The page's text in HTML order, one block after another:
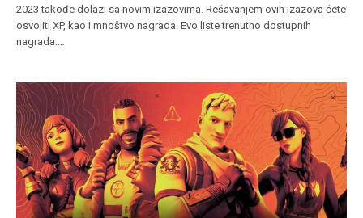
2023 takođe dolazi sa novim izazovima. Rešavanjem ovih izazova ćete
osvojiti XP, kao i mnoštvo nagrada. Evo liste trenutno dostupnih
nagrada:…